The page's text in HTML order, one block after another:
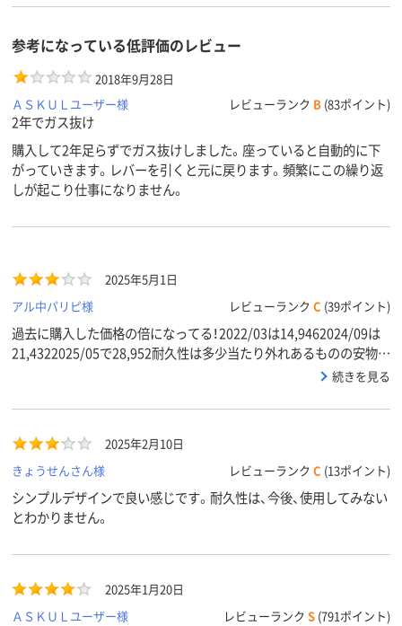
参考になっている低評価のレビュー
2018年9月28日
ＡＳＫＵＬユーザー様
レビューランク B (83ポイント)
2年でガス抜け
購入して2年足らずでガス抜けしました。座っていると自動的に下
がっていきます。レバーを引くと元に戻ります。頻繁にこの繰り返
しが起こり仕事になりません。
2025年5月1日
アル中パリピ様
レビューランク C (39ポイント)
過去に購入した価格の倍になってる！2022/03は14,9462024/09は
21,4322025/05で28,952耐久性は多少当たり外れあるものの安物よ
りは全然良いですもう安くて良い商品ではなく価格相当の商品かな
続きを見る
2025年2月10日
きょうせんさん様
レビューランク C (13ポイント)
シンプルデザインで良い感じです。耐久性は、今後、使用してみない
とわかりません。
2025年1月20日
ＡＳＫＵＬユーザー様
レビューランク S (791ポイント)